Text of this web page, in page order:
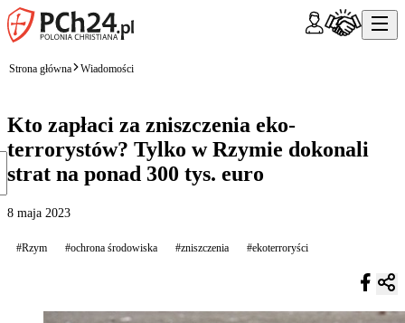
Strona główna Wiadomości
Kto zapłaci za zniszczenia eko-
terrorystów? Tylko w Rzymie dokonali
strat na ponad 300 tys. euro
8 maja 2023
#Rzym #ochrona środowiska #zniszczenia #ekoterroryści